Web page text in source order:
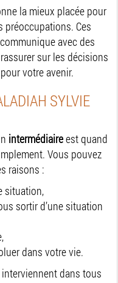
la mieux placée pour
préoccupations. Ces
avec des
sur les décisions
votre avenir.
SYLVIE
intermédiaireest quand
Vous pouvez
raisons :
situation,
sortir d’une situation
dans votre vie.
dans tous